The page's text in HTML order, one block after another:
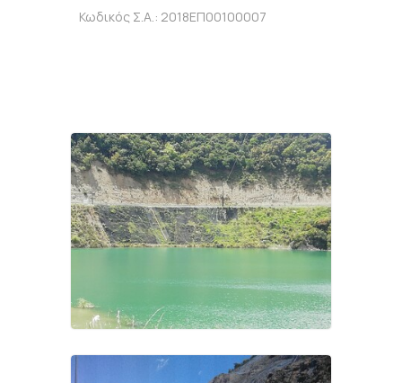
Κωδικός Σ.Α.: 2018ΕΠ00100007